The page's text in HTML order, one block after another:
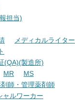
担当)
メディカルライター
(QA)(製造所)
MR
MS
師・管理薬剤師
ャルワーカー